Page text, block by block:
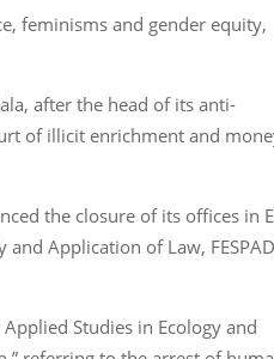
feminisms and gender equity,
after the head of its anti-
of illicit enrichment and
the closure of its offices in
Application of Law,
Studies in Ecology and